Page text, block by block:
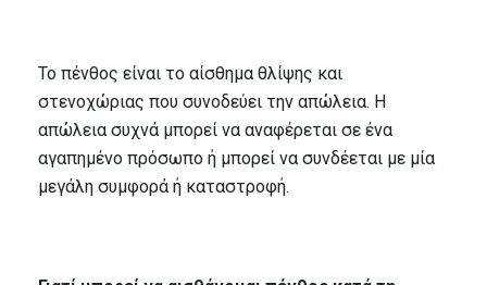
Το πένθος είναι το αίσθημα θλίψης και
στενοχώριας που συνοδεύει την απώλεια. Η
απώλεια συχνά μπορεί να αναφέρεται σε ένα
αγαπημένο πρόσωπο ή μπορεί να συνδέεται με μία
μεγάλη συμφορά ή καταστροφή.